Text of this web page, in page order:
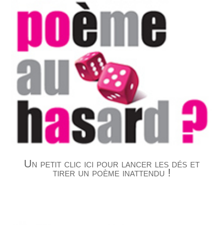
Un petit clic ici pour lancer les dés et
tirer un poème inattendu !